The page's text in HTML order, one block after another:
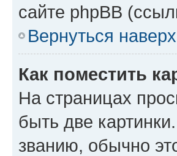
сайте phpBB
Вернуться наверх
Как поместить
На страницах
быть две
званию, обычно